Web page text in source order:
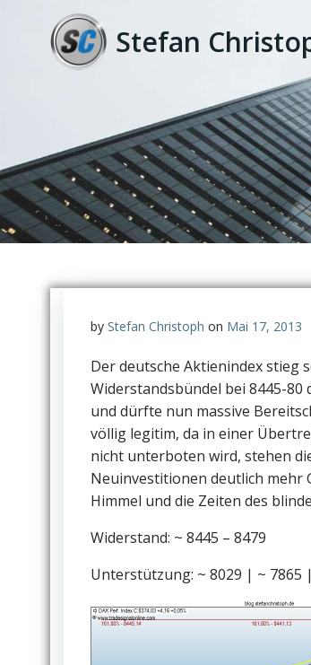
springen
Stefan
by Stefan Christoph on Mai 17, 2013
Der deutsche Aktienindex stieg
Widerstandsbündel bei 8445-80
und dürfte nun massive
völlig legitim, da in einer
nicht unterboten wird, stehen
Neuinvestitionen deutlich mehr
Himmel und die Zeiten des
Widerstand: ~ 8445 – 8479
Unterstützung: ~ 8029 | ~ 7865